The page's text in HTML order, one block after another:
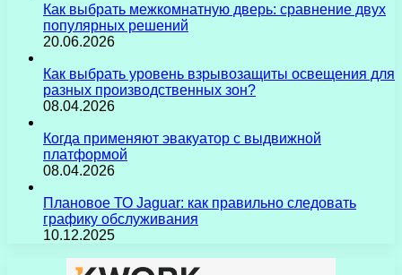
Как выбрать межкомнатную дверь: сравнение двух
популярных решений
20.06.2026
Как выбрать уровень взрывозащиты освещения для
разных производственных зон?
08.04.2026
Когда применяют эвакуатор с выдвижной
платформой
08.04.2026
Плановое ТО Jaguar: как правильно следовать
графику обслуживания
10.12.2025